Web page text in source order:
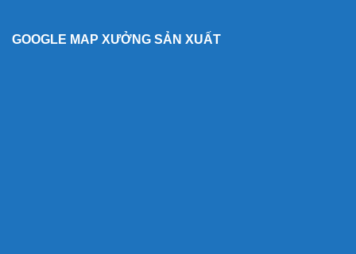
GOOGLE MAP XƯỞNG SẢN XUẤT